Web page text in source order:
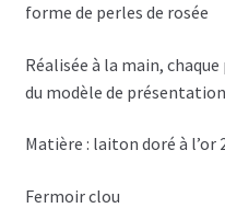
forme de perles de rosée
Réalisée à la main,
du modèle de présentation
Matière : laiton doré à l’or
Fermoir clou